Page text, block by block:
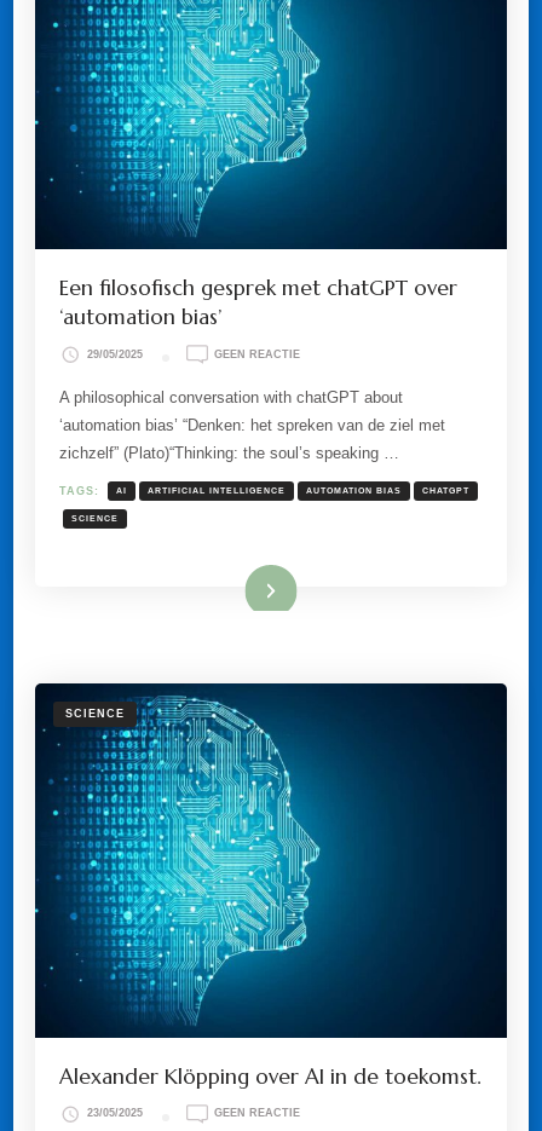
Een filosofisch gesprek met chatGPT over
‘automation bias’
29/05/2025 GEEN REACTIEOP
FILOSOFISCH
MET
OVER
‘AUTOMATION
BIAS’
A philosophical conversation with chatGPT about
‘automation bias’ “Denken: het spreken van de ziel met
zichzelf” (Plato)“Thinking: the soul’s speaking …
TAGS: AI ARTIFICIAL INTELLIGENCE AUTOMATION BIAS CHATGPT
SCIENCE
Lees meer
SCIENCE
Alexander Klöpping over AI in de toekomst.
23/05/2025 GEEN REACTIEOP